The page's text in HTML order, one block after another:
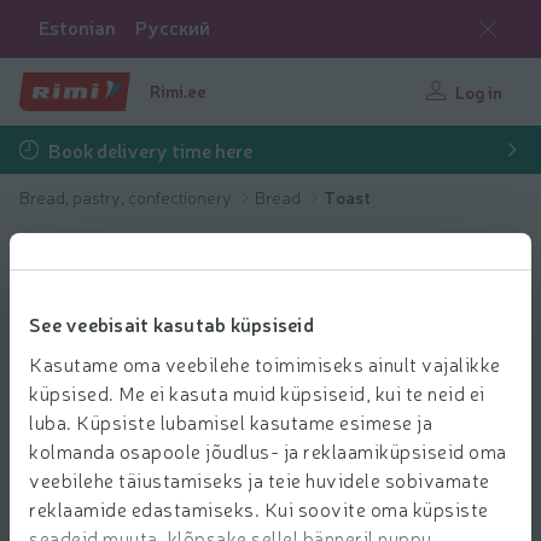
See veebisait kasutab küpsiseid
Kasutame oma veebilehe toimimiseks ainult vajalikke
küpsised. Me ei kasuta muid küpsiseid, kui te neid ei
luba. Küpsiste lubamisel kasutame esimese ja
kolmanda osapoole jõudlus- ja reklaamiküpsiseid oma
veebilehe täiustamiseks ja teie huvidele sobivamate
reklaamide edastamiseks. Kui soovite oma küpsiste
Estonian Русский
Rimi.ee Log in
Book delivery time here
Bread, pastry, confectionery Bread Toast